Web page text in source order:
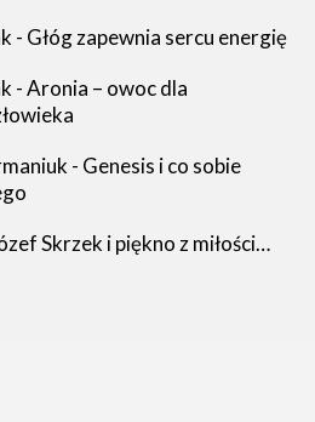
- Głóg zapewnia sercu energię
- Aronia – owoc dla
- Genesis i co sobie
Skrzek i piękno z miłości…